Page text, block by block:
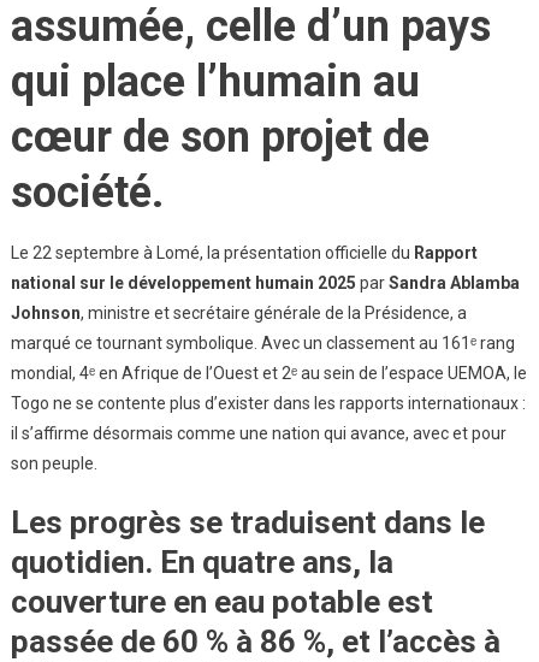
assumée, celle d’un pays
qui place l’humain au
cœur de son projet de
société.
Le 22 septembre à Lomé, la présentation officielle du Rapport
national sur le développement humain 2025 parSandra Ablamba
Johnson, ministre et secrétaire générale de la Présidence, a
marqué ce tournant symbolique. Avec un classement au 161ᵉ rang
mondial, 4ᵉ en Afrique de l’Ouest et 2ᵉ au sein de l’espace UEMOA, le
Togo ne se contente plus d’exister dans les rapports internationaux :
il s’affirme désormais comme une nation qui avance, avec et pour
son peuple.
Les progrès se traduisent dans le
quotidien. En quatre ans, la
couverture en eau potable est
passée de 60 % à 86 %, et l’accès à